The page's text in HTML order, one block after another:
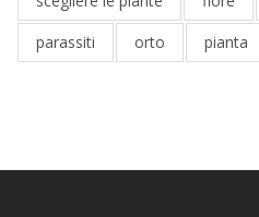
parassiti
orto pianta